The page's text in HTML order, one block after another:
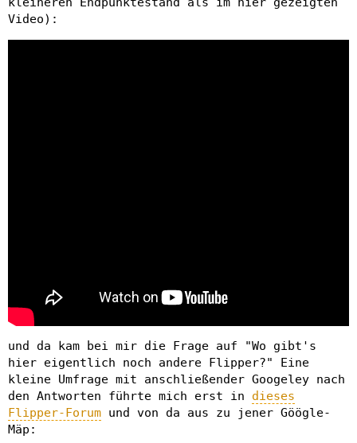
Video):
und da kam bei mir die Frage auf "Wo gibt's
hier eigentlich noch andere Flipper?" Eine
kleine Umfrage mit anschließender Googeley nach
den Antworten führte mich erst in dieses
Flipper-Forum und von da aus zu jener Göögle-
Mäp: